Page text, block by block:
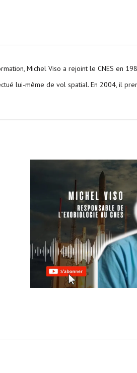
Michel Viso a rejoint le CNES en
lui-même de vol spatial. En 2004, il